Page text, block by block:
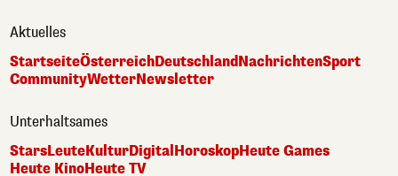
Aktuelles
StartseiteÖsterreichDeutschlandNachrichtenSport
CommunityWetterNewsletter
Unterhaltsames
StarsLeuteKulturDigital HoroskopHeute Games
Heute KinoHeute TV